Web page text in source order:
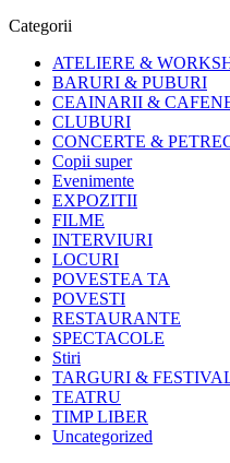
Categorii
ATELIERE &
BARURI & PUBURI
CEAINARII &
CLUBURI
CONCERTE &
Copii super
Evenimente
EXPOZITII
FILME
INTERVIURI
LOCURI
POVESTEA TA
POVESTI
RESTAURANTE
SPECTACOLE
Stiri
TARGURI &
TEATRU
TIMP LIBER
Uncategorized